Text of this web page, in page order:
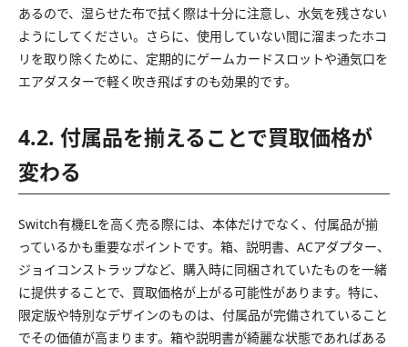
あるので、湿らせた布で拭く際は十分に注意し、水気を残さない
ようにしてください。さらに、使用していない間に溜まったホコ
リを取り除くために、定期的にゲームカードスロットや通気口を
エアダスターで軽く吹き飛ばすのも効果的です。
4.2. 付属品を揃えることで買取価格が
変わる
Switch有機ELを高く売る際には、本体だけでなく、付属品が揃
っているかも重要なポイントです。箱、説明書、ACアダプター、
ジョイコンストラップなど、購入時に同梱されていたものを一緒
に提供することで、買取価格が上がる可能性があります。特に、
限定版や特別なデザインのものは、付属品が完備されていること
でその価値が高まります。箱や説明書が綺麗な状態であればある